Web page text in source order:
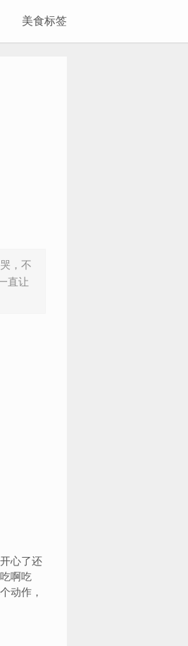
美食标签
，不
直让
心了还
啊吃
动作，